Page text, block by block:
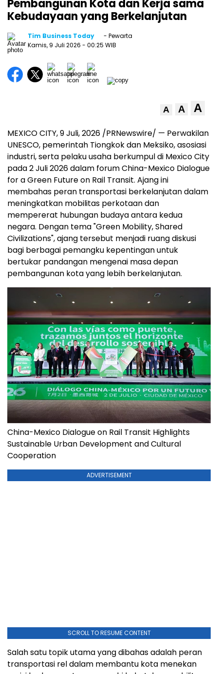
Pembangunan Kota dan Kerja sama
Kebudayaan yang Berkelanjutan
Tim Business Today
- Pewarta
Kamis, 9 Juli 2026 - 00:25 WIB
A A A
MEXICO CITY,9 Juli, 2026 /PRNewswire/ — Perwakilan
UNESCO, pemerintah Tiongkok dan Meksiko, asosiasi
industri, serta pelaku usaha berkumpul di Mexico City
pada 2 Juli 2026 dalam forum China-Mexico Dialogue
for a Green Future on Rail Transit. Ajang ini
membahas peran transportasi berkelanjutan dalam
meningkatkan mobilitas perkotaan dan
mempererat hubungan budaya antara kedua
negara. Dengan tema "Green Mobility, Shared
Civilizations", ajang tersebut menjadi ruang diskusi
bagi berbagai pemangku kepentingan untuk
bertukar pandangan mengenai masa depan
pembangunan kota yang lebih berkelanjutan.
China-Mexico Dialogue on Rail Transit Highlights
Sustainable Urban Development and Cultural
Cooperation
ADVERTISEMENT
SCROLL TO RESUME CONTENT
Salah satu topik utama yang dibahas adalah peran
transportasi rel dalam membantu kota menekan